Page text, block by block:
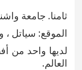
ثامنا. جامعة
الموقع: سياتل ،
لديها واحد من
العالم.